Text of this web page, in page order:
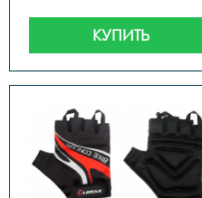
КУПИТЬ